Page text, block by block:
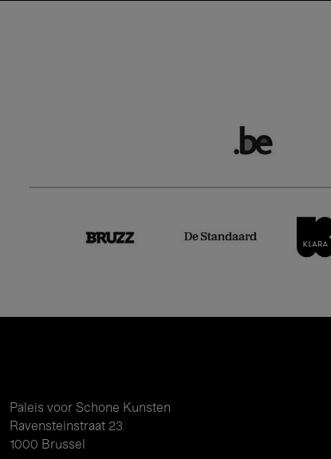
Paleis voor Schone Kunsten
Ravensteinstraat 23
1000 Brussel